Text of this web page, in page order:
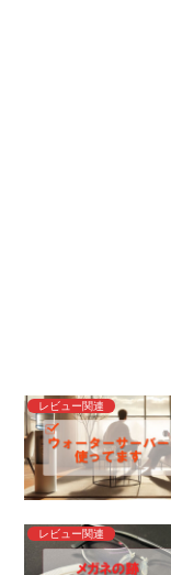
レビュー関連
レビュー関連